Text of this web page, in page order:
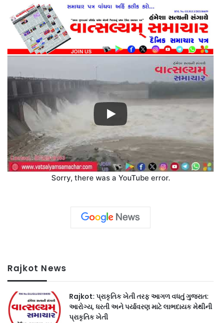
Sorry, there was a YouTube error.
Rajkot News
Rajkot: પ્રાકૃતિક ખેતી તરફ આગળ વધતું ગુજરાત:
આરોગ્ય, ધરતી અને પર્યાવરણ માટે લાભદાયક મેથીની
પ્રાકૃતિક ખેતી